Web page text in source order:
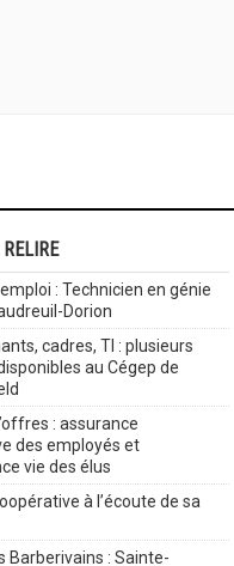
: Technicien en génie
Dorion
cadres, TI : plusieurs
au Cégep de
: assurance
des employés et
vie des élus
à l’écoute de sa
Barberivains : Sainte-